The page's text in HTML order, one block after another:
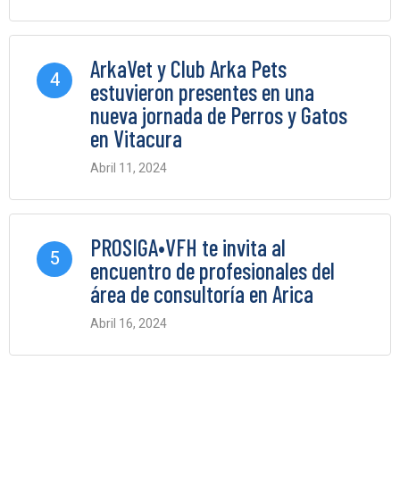
4
ArkaVet y Club Arka Pets
estuvieron presentes en una
nueva jornada de Perros y Gatos
en Vitacura
Abril 11, 2024
5
PROSIGA•VFH te invita al
encuentro de profesionales del
área de consultoría en Arica
Abril 16, 2024